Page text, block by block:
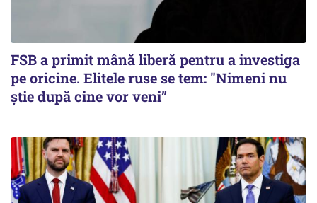
FSB a primit mână liberă pentru a investiga
pe oricine. Elitele ruse se tem: "Nimeni nu
știe după cine vor veni”